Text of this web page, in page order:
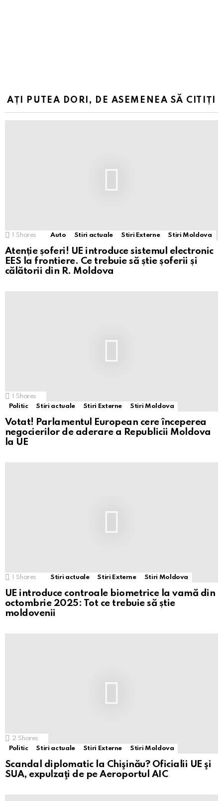
AȚI PUTEA DORI, DE ASEMENEA SĂ CITIȚI
Shares Auto Stiri actuale Stiri Externe Stiri Moldova
Atenție șoferi! UE introduce sistemul electronic
EES la frontiere. Ce trebuie să știe șoferii și
călătorii din R. Moldova
Shares
Politic
Stiri actuale Stiri Externe Stiri Moldova
Votat! Parlamentul European cere începerea
negocierilor de aderare a Republicii Moldova
la UE
Shares Stiri actuale Stiri Externe Stiri Moldova
UE introduce controale biometrice la vamă din
octombrie 2025: Tot ce trebuie să știe
moldovenii
2 Shares
Politic
Stiri actuale Stiri Externe Stiri Moldova
Scandal diplomatic la Chişinău? Oficialii UE şi
SUA, expulzaţi de pe Aeroportul AIC